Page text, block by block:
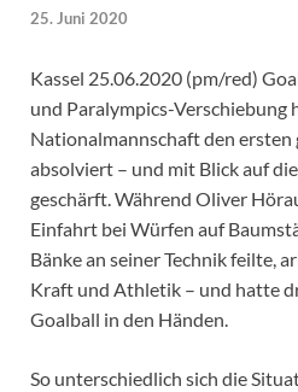
25. Juni 2020
Kassel 25.06.2020 (pm/red)
und Paralympics-Verschiebung
Nationalmannschaft den ersten
absolviert – und mit Blick auf
geschärft. Während Oliver
Einfahrt bei Würfen auf
Bänke an seiner Technik feilte,
Kraft und Athletik – und hatte
Goalball in den Händen.
So unterschiedlich sich die